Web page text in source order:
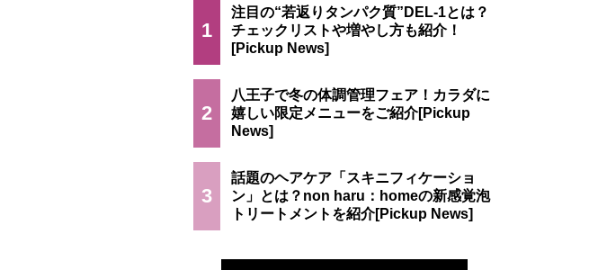
1
注目の“若返りタンパク質”DEL-1とは？
チェックリストや増やし方も紹介！
2
八王子で冬の体調管理フェア！カラダに
嬉しい限定メニューをご紹介
3
話題のヘアケア「スキニフィケーショ
ン」とは？non haru：homeの新感覚泡
トリートメントを紹介